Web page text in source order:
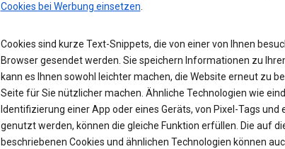
Cookies bei Werbung einsetzen.
Cookies sind kurze Text-Snippets, die von einer von Ihnen
Browser gesendet werden. Sie speichern Informationen zu
kann es Ihnen sowohl leichter machen, die Website erneut zu
Seite für Sie nützlicher machen. Ähnliche Technologien wie
Identifizierung einer App oder eines Geräts, von Pixel-Tags und
genutzt werden, können die gleiche Funktion erfüllen. Die auf
beschriebenen Cookies und ähnlichen Technologien können